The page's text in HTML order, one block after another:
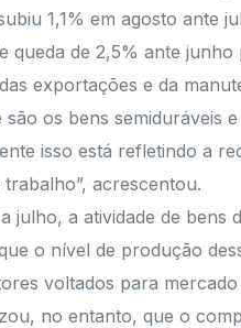
1,1% em agosto ante
queda de 2,5% ante junho
exportações e da
os bens semiduráveis e
isso está refletindo a
acrescentou.
julho, a atividade de
o nível de produção
voltados para
no entanto, que o